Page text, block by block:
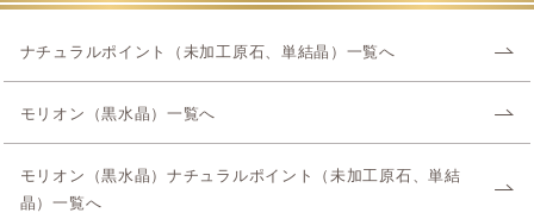
ナチュラルポイント（未加工原石、単結晶）一覧へ
モリオン（黒水晶）一覧へ
モリオン（黒水晶）ナチュラルポイント（未加工原石、単結
晶）一覧へ